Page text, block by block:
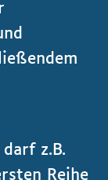
z.B.
Reihe